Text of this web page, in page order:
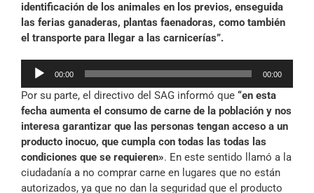
identificación de los animales en los previos, enseguida
las ferias ganaderas, plantas faenadoras, como también
el transporte para llegar a las carnicerías”.
Reproductor
audio
00:00 00:00
Por su parte, el directivo del SAG informó que “en esta
fecha aumenta el consumo de carne de la población y nos
interesa garantizar que las personas tengan acceso a un
producto inocuo, que cumpla con todas las todas las
condiciones que se requieren». En este sentido llamó a la
ciudadanía a no comprar carne en lugares que no están
autorizados, ya que no dan la seguridad que el producto